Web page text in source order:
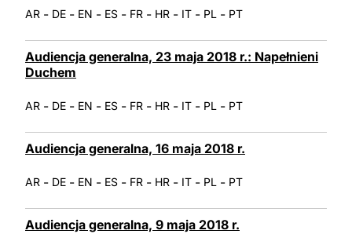
AR - DE - EN - ES - FR - HR - IT - PL - PT
Audiencja generalna, 23 maja 2018 r.: Napełnieni
Duchem
AR - DE - EN - ES - FR - HR - IT - PL - PT
Audiencja generalna, 16 maja 2018 r.
AR - DE - EN - ES - FR - HR - IT - PL - PT
Audiencja generalna, 9 maja 2018 r.